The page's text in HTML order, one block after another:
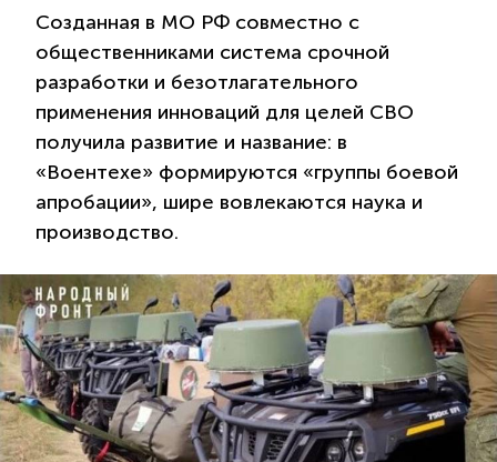
Созданная в МО РФ совместно с
общественниками система срочной
разработки и безотлагательного
применения инноваций для целей СВО
получила развитие и название: в
«Воентехе» формируются «группы боевой
апробации», шире вовлекаются наука и
производство.